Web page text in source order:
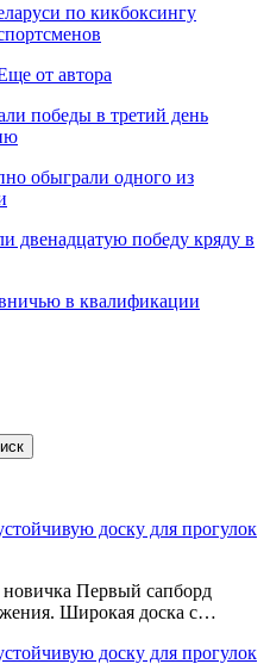
по кикбоксингу
от автора
победы в третий день
обыграли одного из
двенадцатую победу кряду в
в квалификации
доску для прогулок
новичка Первый сапборд
Широкая доска с…
доску для прогулок